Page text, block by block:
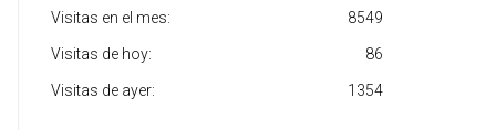
8549
Visitas en el mes:
86
Visitas de hoy:
1354
Visitas de ayer: